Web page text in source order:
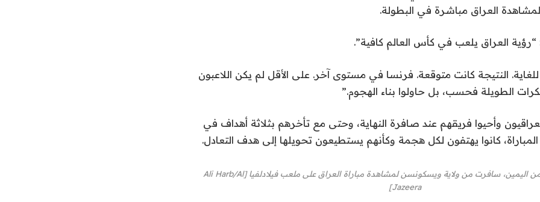
العراق مباشرة في البطولة.
“رؤية العراق يلعب في كأس العالم كافية”.
للغاية. النتيجة كانت متوقعة. فرنسا في مستوى آخر. على الأقل لم يكن اللاعبون
الطويلة فحسب، بل حاولوا بناء الهجوم.”
وأحيوا فريقهم عند صافرة النهاية، وحتى مع تأخرهم بثلاثة أهداف في
المباراة، كانوا يهتفون لكل هجمة وكأنهم يستطيعون تحويلها إلى هدف التعادل.
هالة ميخان، الثانية من اليمين، سافرت من ولاية ويسكونسن لمشاهدة مباراة العراق على ملعب فيلادلفيا [Ali Harb/Al
Jazeera]